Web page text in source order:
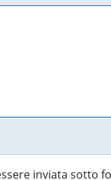
inviata sotto